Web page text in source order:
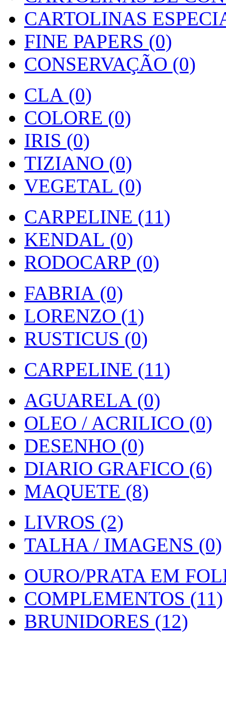
CARTOLINAS
FINE PAPERS (0)
CONSERVAÇÃO (0)
CLA (0)
COLORE (0)
IRIS (0)
TIZIANO (0)
VEGETAL (0)
CARPELINE (11)
KENDAL (0)
RODOCARP (0)
FABRIA (0)
LORENZO (1)
RUSTICUS (0)
CARPELINE (11)
AGUARELA (0)
OLEO / ACRILICO (0)
DESENHO (0)
DIARIO GRAFICO (6)
MAQUETE (8)
LIVROS (2)
TALHA / IMAGENS (0)
OURO/PRATA EM
COMPLEMENTOS (11)
BRUNIDORES (12)